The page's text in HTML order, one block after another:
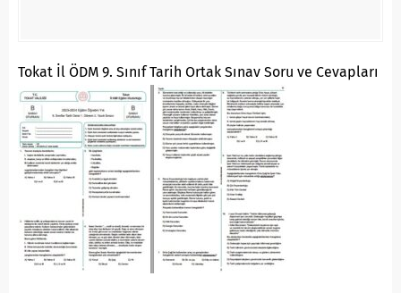
Tokat İl ÖDM 9. Sınıf Tarih Ortak Sınav Soru ve Cevapları